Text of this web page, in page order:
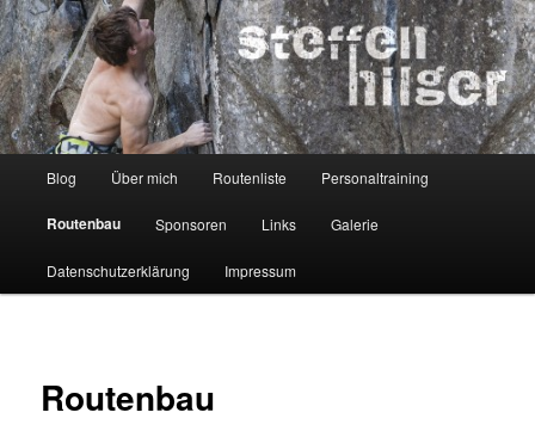
Zum
Inhalt
wechseln
Steffen Hilger
Kletterer – Routenbauer – Trainer
Blog Über mich Routenliste Personaltraining
Routenbau Sponsoren Links Galerie
Datenschutzerklärung Impressum
Routenbau